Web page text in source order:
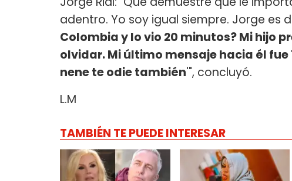
adentro. Yo soy igual siempre. Jorge es
Colombia y lo vio 20 minutos? Mi hijo
olvidar. Mi último mensaje hacia él
nene te odie también'", concluyó.
L.M
TAMBIÉN TE PUEDE INTERESAR